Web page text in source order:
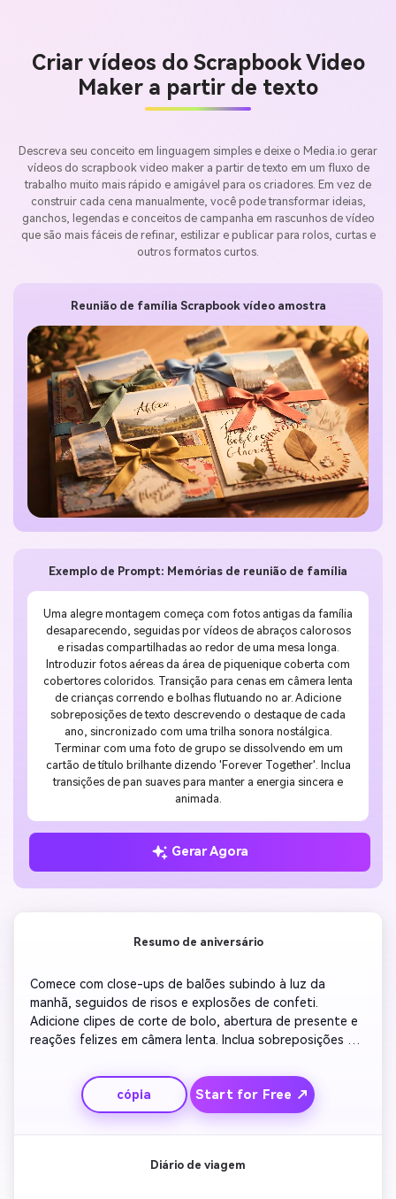
Criar vídeos do Scrapbook Video
Maker a partir de texto
Descreva seu conceito em linguagem simples e deixe o Media.io gerar
vídeos do scrapbook video maker a partir de texto em um fluxo de
trabalho muito mais rápido e amigável para os criadores. Em vez de
construir cada cena manualmente, você pode transformar ideias,
ganchos, legendas e conceitos de campanha em rascunhos de vídeo
que são mais fáceis de refinar, estilizar e publicar para rolos, curtas e
outros formatos curtos.
Exemplo de Prompt: Memórias de reunião de família
Uma alegre montagem começa com fotos antigas da família
desaparecendo, seguidas por vídeos de abraços calorosos
e risadas compartilhadas ao redor de uma mesa longa.
Introduzir fotos aéreas da área de piquenique coberta com
cobertores coloridos. Transição para cenas em câmera lenta
de crianças correndo e bolhas flutuando no ar. Adicione
sobreposições de texto descrevendo o destaque de cada
ano, sincronizado com uma trilha sonora nostálgica.
Terminar com uma foto de grupo se dissolvendo em um
cartão de título brilhante dizendo 'Forever Together'. Inclua
transições de pan suaves para manter a energia sincera e
animada.
Gerar Agora
Reunião de família Scrapbook vídeo amostra
Resumo de aniversário
Comece com close-ups de balões subindo à luz da
manhã, seguidos de risos e explosões de confeti.
Adicione clipes de corte de bolo, abertura de presente e
reações felizes em câmera lenta. Inclua sobreposições de
Termine com uma mensagem calorosa e um
desvanecimento suave à música que resume o tom alegre
do evento.
cópia Start for Free ↗
Diário de viagem